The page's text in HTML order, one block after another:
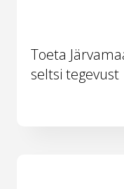
Toeta
seltsi tegevust